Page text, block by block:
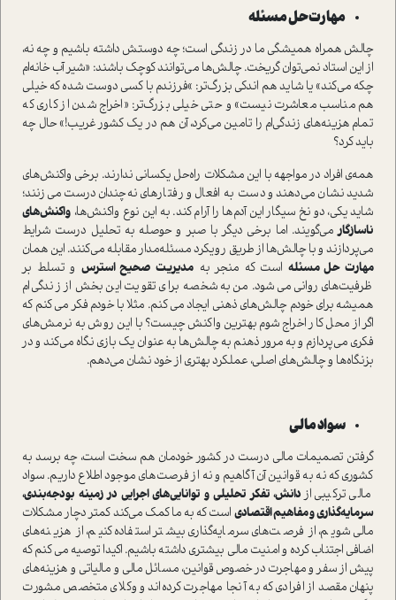
مهارت حل مسئله
چالش همراه همیشگی ما در زندگی است؛ چه دوستش داشته باشیم و چه نه،
از این استاد نمی‌توان گریخت. چالش‌ها می‌توانند کوچک باشند: «شیر آب خانه‌ام
چکه می‌کند» یا شاید هم اندکی بزرگ‌تر: »فرزندم با کسی دوست شده که خیلی
هم مناسب معاشرت نیست» و حتی خیلی بزرگ‌تر: «اخراج شدن از کاری که
تمام هزینه‌های زندگی‌ام را تامین می‌کرد، آن هم در یک کشور غریب!» حال چه
باید کرد؟
همه‌ی افراد در مواجهه با این مشکلات راه‌حل یکسانی ندارند. برخی واکنش‌های
شدید نشان می‌دهند و دست به افعال و رفتارهای نه‌چندان درست می‌زنند؛
شاید یکی، دو نخ سیگار این آدم‌ها را آرام کند. به این نوع واکنش‌ها، واکنش‌های
ناسازگارمی‌گویند. اما برخی دیگر با صبر و حوصله به تحلیل درست شرایط
می‌پردازند و با چالش‌ها از طریق رویکرد مسئله‌مدار مقابله می‌کنند. این همان
مهارت حل مسئله است که منجر بهمدیریت صحیح استرس و تسلط بر
ظرفیت‌های روانی می‌شود. من به شخصه برای تقویت این بخش از زندگی‌ام
همیشه برای خودم چالش‌های ذهنی ایجاد می کنم. مثلا با خودم فکر می کنم که
اگر از محل کار اخراج شوم بهترین واکنش چیست؟ با این روش به نرمش‌های
فکری می‌پردازم و به مرور ذهنم به چالش‌ها به عنوان یک بازی نگاه می‌کند و در
بزنگاه‌ها و چالش‌های اصلی، عملکرد بهتری از خود نشان می‌دهم.
سواد مالی
گرفتن تصمیمات مالی درست در کشور خودمان هم سخت است، چه برسد به
کشوری که نه به قوانین آن آگاهیم و نه از فرصت‌های موجود اطلاع داریم. سواد
مالی ترکیبی ازدانش، تفکر تحلیلی و توانایی‌های اجرایی‌ در زمینه بودجه‌بندی،
سرمایه‌گذاری و مفاهیم اقتصادی است که به ما کمک می‌‌کند کمتر دچار مشکلات
مالی شویم، از فرصت‌های سرمایه‌گذاری بیشتر استفاده کنیم، از هزینه‌های
اضافی اجتناب کرده و امنیت مالی بیشتری داشته باشیم. اکیدا توصیه می کنم که
پیش از سفر و مهاجرت در خصوص قوانین، مسائل مالی و مالیاتی و هزینه‌های
پنهان مقصد از افرادی که به آنجا مهاجرت کرده‌اند و وکلای متخصص مشورت